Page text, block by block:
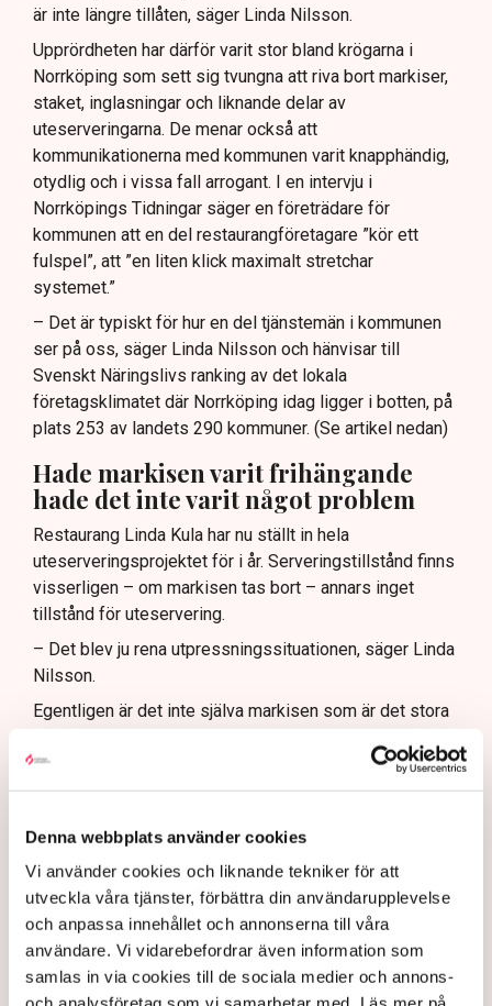
Denna webbplats använder cookies
Vi använder cookies och liknande tekniker för att
utveckla våra tjänster, förbättra din användarupplevelse
och anpassa innehållet och annonserna till våra
användare. Vi vidarebefordrar även information som
samlas in via cookies till de sociala medier och annons-
är inte längre tillåten, säger Linda Nilsson.
Upprördheten har därför varit stor bland krögarna i
Norrköping som sett sig tvungna att riva bort markiser,
staket, inglasningar och liknande delar av
uteserveringarna. De menar också att
kommunikationerna med kommunen varit knapphändig,
otydlig och i vissa fall arrogant. I en intervju i
Norrköpings Tidningar säger en företrädare för
kommunen att en del restaurangföretagare ”kör ett
fulspel”, att ”en liten klick maximalt stretchar
systemet.”
– Det är typiskt för hur en del tjänstemän i kommunen
ser på oss, säger Linda Nilsson och hänvisar till
Svenskt Näringslivs ranking av det lokala
företagsklimatet där Norrköping idag ligger i botten, på
plats 253 av landets 290 kommuner. (Se artikel nedan)
Hade markisen varit frihängande
hade det inte varit något problem
Restaurang Linda Kula har nu ställt in hela
uteserveringsprojektet för i år. Serveringstillstånd finns
visserligen – om markisen tas bort – annars inget
tillstånd för uteservering.
– Det blev ju rena utpressningssituationen, säger Linda
Nilsson.
Egentligen är det inte själva markisen som är det stora
utfälld vilar på den kommunala marken. Om markisen
hade klarat sig utan stödben, varit frihängande, då hade
– Jag kan ju tycka att det är lite väl hård tillämpning av
de nya riktlinjerna, suckar hon.
De kraftiga protesterna från många av stadens krögare
mot de nya riktlinjerna har fått Norrköpings kommun att
backa ett steg och ge en del av restaurangerna
uppskov med rivningen av olika konstruktioner vid